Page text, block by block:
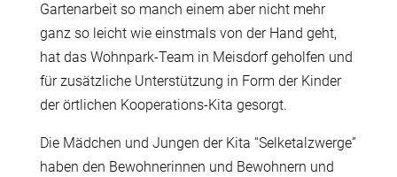
Gartenarbeit so manch einem aber nicht mehr
ganz so leicht wie einstmalsvon der Hand geht,
hat das Wohnpark-Team in Meisdorf geholfen und
für zusätzliche Unterstützung in Form der Kinder
der örtlichen Kooperations-Kita gesorgt.
Die Mädchen und Jungen der Kita “Selketalzwerge”
haben den Bewohnerinnen und Bewohnern und